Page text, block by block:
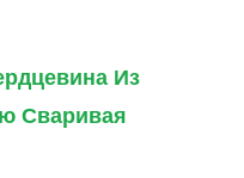
Из
Сваривая